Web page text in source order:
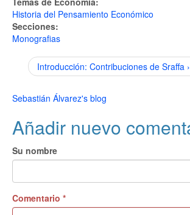
Historia del Pensamiento Económico
Secciones:
Monografias
Introducción: Contribuciones de Sraffa ›
Sebastián Álvarez's blog
Añadir nuevo
Su nombre
Comentario *